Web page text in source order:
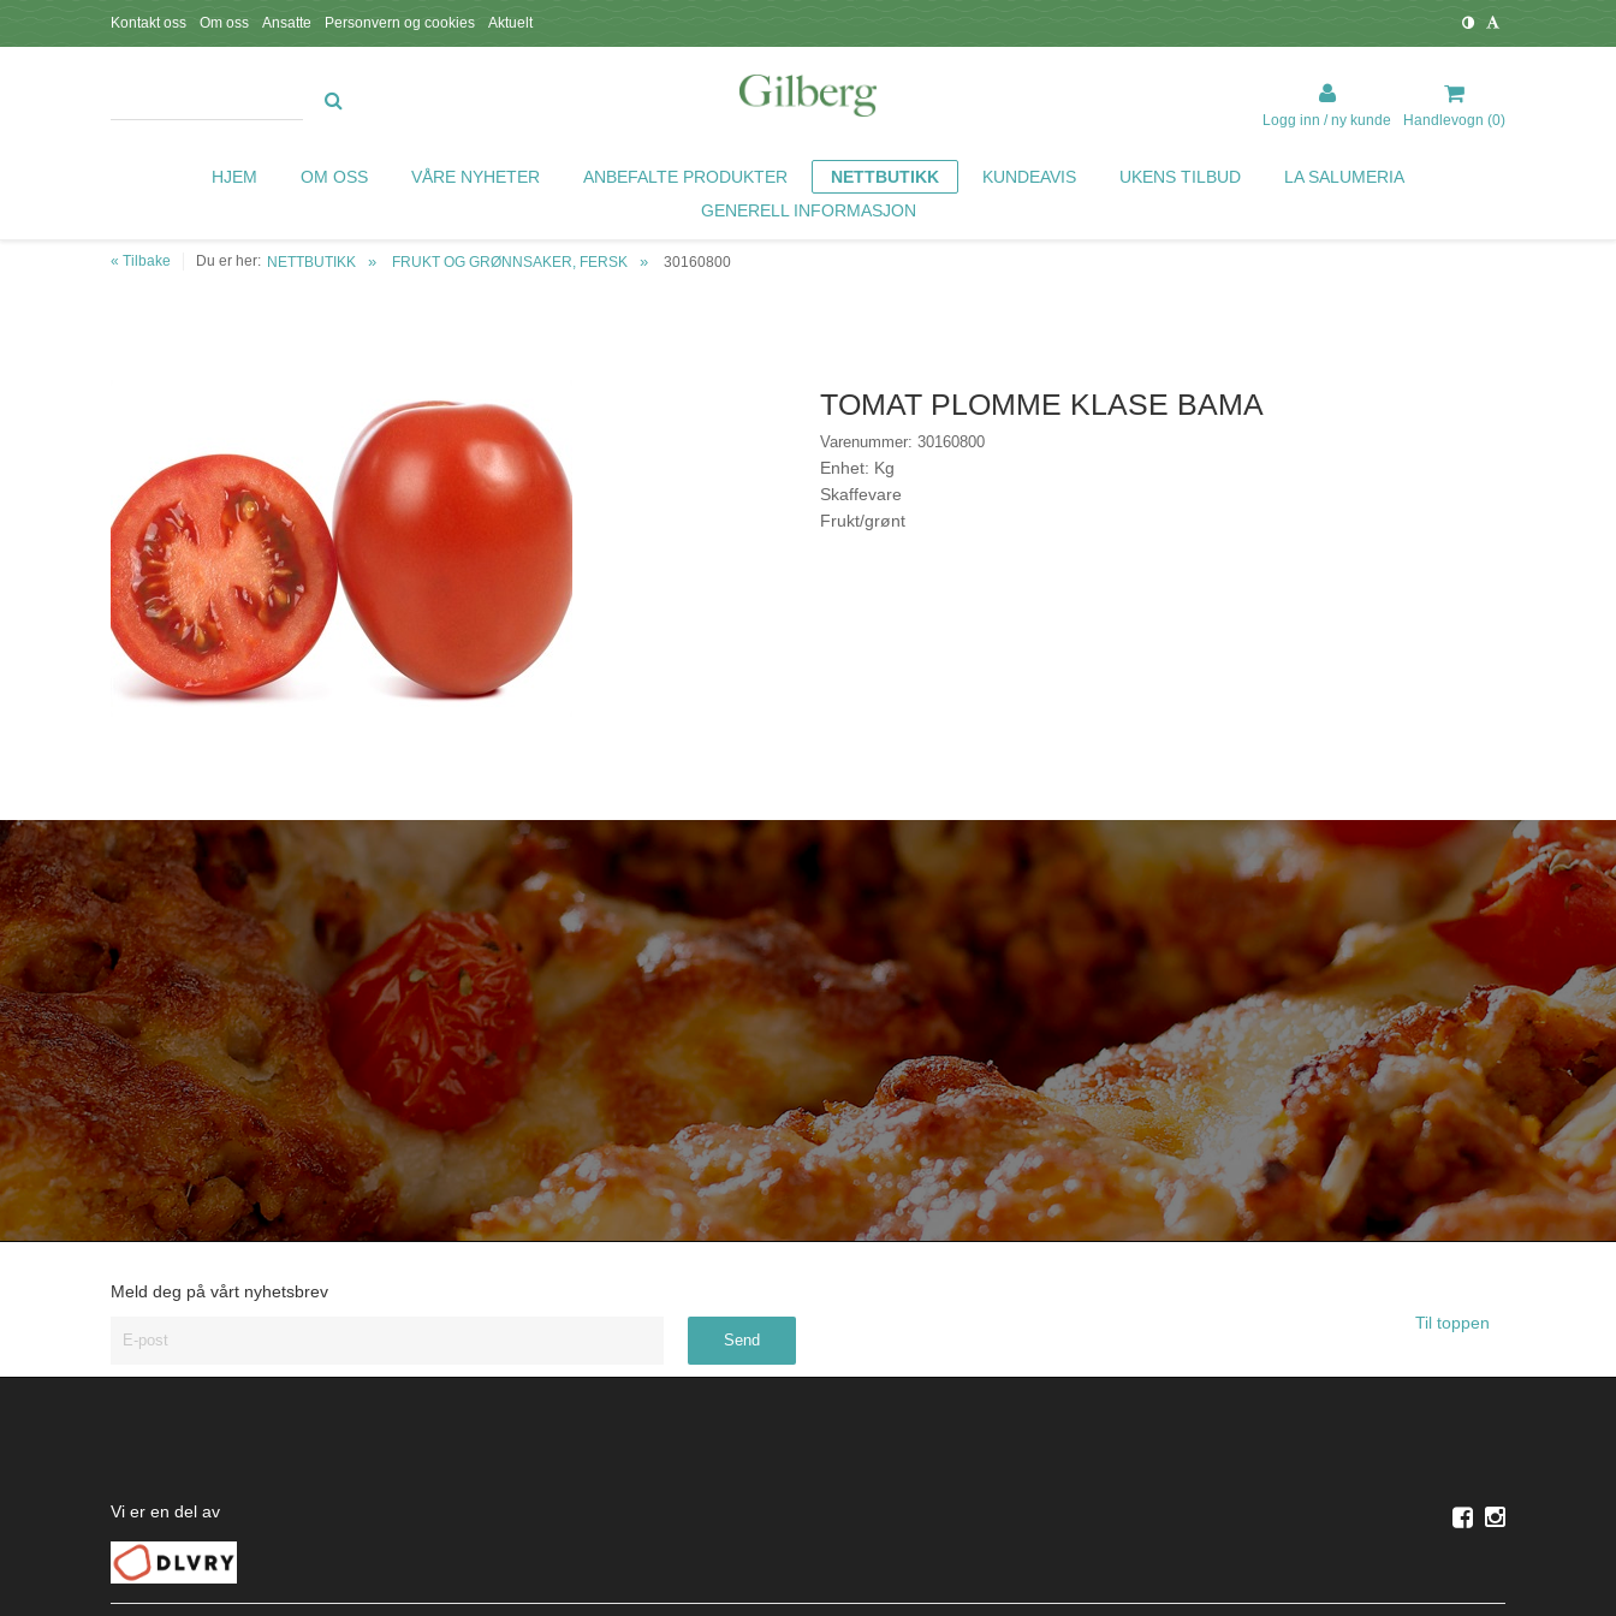
Kontakt oss Om oss Ansatte Personvern og cookies Aktuelt
Logg inn / ny kunde Handlevogn (0)
HJEM OM OSS VÅRE NYHETER ANBEFALTE PRODUKTER NETTBUTIKK KUNDEAVIS UKENS TILBUD
LA SALUMERIA
GENERELL INFORMASJON
« Tilbake Du er her: NETTBUTIKK FRUKT OG GRØNNSAKER, FERSK 30160800
TOMAT PLOMME KLASE BAMA
Varenummer: 30160800
Enhet: Kg
Skaffevare
Frukt/grønt
Meld deg på vårt nyhetsbrev
Til toppen
Vi er en del av